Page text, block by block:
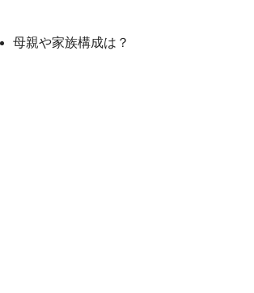
母親や家族構成は？